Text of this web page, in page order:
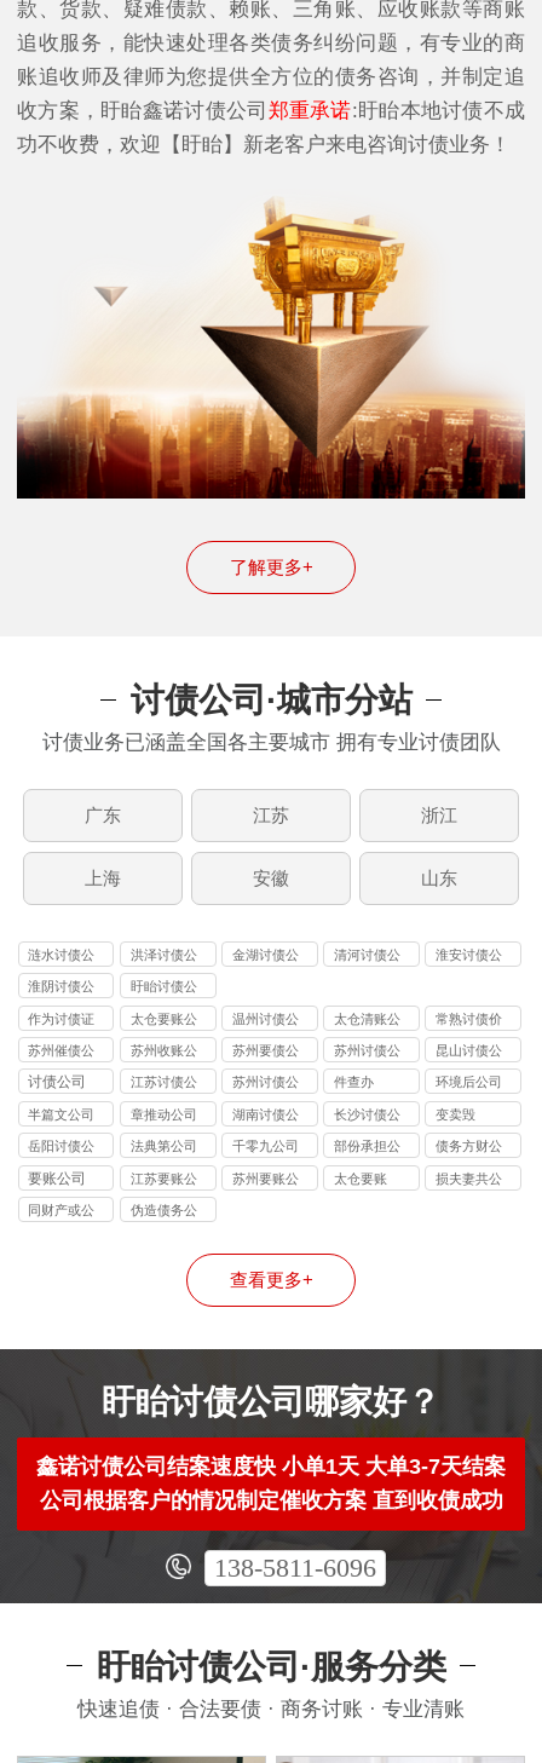
款、货款、疑难债款、赖账、三角账、应收账款等商账
追收服务，能快速处理各类债务纠纷问题，有专业的商
账追收师及律师为您提供全方位的债务咨询，并制定追
收方案，盱眙鑫诺讨债公司 郑重承诺:盱眙本地讨债不成
功不收费，欢迎【盱眙】新老客户来电咨询讨债业务！
了解更多+
讨债公司·城市分站
讨债业务已涵盖全国各主要城市 拥有专业讨债团队
广东 江苏 浙江
上海 安徽 山东
涟水讨债公
司
洪泽讨债公
司
金湖讨债公
清河讨债公
淮安讨债公
淮阴讨债公
司
盱眙讨债公
司
作为讨债证
据
太仓要账公
司
温州讨债公
司
太仓清账公
司
常熟讨债价
格
苏州催债公
司
苏州收账公
司
苏州要债公
司
苏州讨债公
司
昆山讨债公
司
讨债公司
江苏讨债公
司
苏州讨债公
司
件查办 环境后公司
半篇文公司 章推动公司
湖南讨债公
司
长沙讨债公
司
变卖毁
岳阳讨债公
司
法典第公司 千零九公司
部份承担公
司
债务方财公
司
要账公司
江苏要账公
司
苏州要账公
太仓要账
损夫妻共公
同财产或公
伪造债务公
查看更多+
盱眙讨债公司哪家好？
鑫诺讨债公司结案速度快 小单1天 大单3-7天结案
公司根据客户的情况制定催收方案 直到收债成功
138-5811-6096
盱眙讨债公司·服务分类
快速追债 · 合法要债 · 商务讨账 · 专业清账